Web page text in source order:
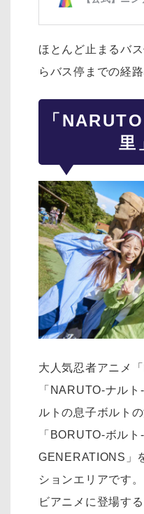
ほとんど止まるバ
らバス停までの経
「
里
大人気忍者アニメ
「NARUTO-ナル
ルトの息子ボルト
「BORUTO-ボル
GENERATIONS」
ションエリアです
ビアニメに登場す